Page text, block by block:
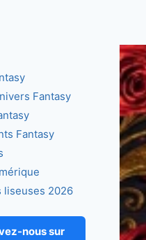
Fantasy
Fantasy
liseuses 2026
nous sur